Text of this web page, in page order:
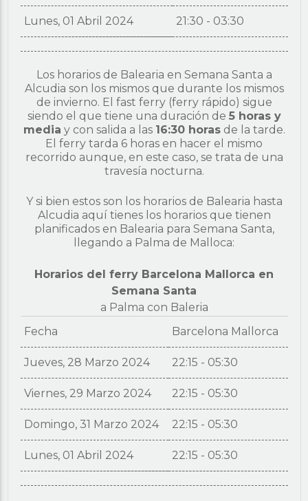
Lunes, 01 Abril 2024 21:30 - 03:30
Los horarios de Balearia en Semana Santa a
Alcudia son los mismos que durante los mismos
de invierno. El fast ferry (ferry rápido) sigue
siendo el que tiene una duración de 5 horas y
media y con salida a las 16:30 horasde la tarde.
El ferry tarda 6 horas en hacer el mismo
recorrido aunque, en este caso, se trata de una
travesía nocturna.
Y si bien estos son los horarios de Balearia hasta
Alcudia aquí tienes los horarios que tienen
planificados en Balearia para Semana Santa,
llegando a Palma de Malloca:
Horarios del ferry Barcelona Mallorca en
Semana Santa
a Palma con Baleria
Fecha
Barcelona Mallorca
Jueves, 28 Marzo 2024 22:15 - 05:30
Viernes, 29 Marzo 2024 22:15 - 05:30
Domingo, 31 Marzo 2024 22:15 - 05:30
Lunes, 01 Abril 2024 22:15 - 05:30